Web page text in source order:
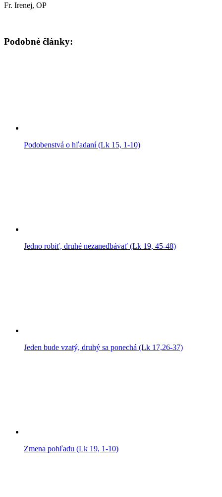
Fr. Irenej, OP
Podobné články:
Podobenstvá o hľadaní (Lk 15, 1-10)
Jedno robiť, druhé nezanedbávať (Lk 19, 45-48)
Jeden bude vzatý, druhý sa ponechá (Lk 17,26-37)
Zmena pohľadu (Lk 19, 1-10)